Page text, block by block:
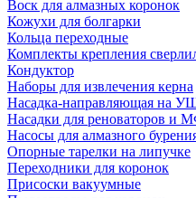
Воск для алмазных коронок
Кожухи для болгарки
Кольца переходные
Комплекты крепления
Кондуктор
Наборы для извлечения керна
Насадка-направляющая на
Насадки для реноваторов и
Насосы для алмазного
Опорные тарелки на липучке
Переходники для коронок
Присоски вакуумные